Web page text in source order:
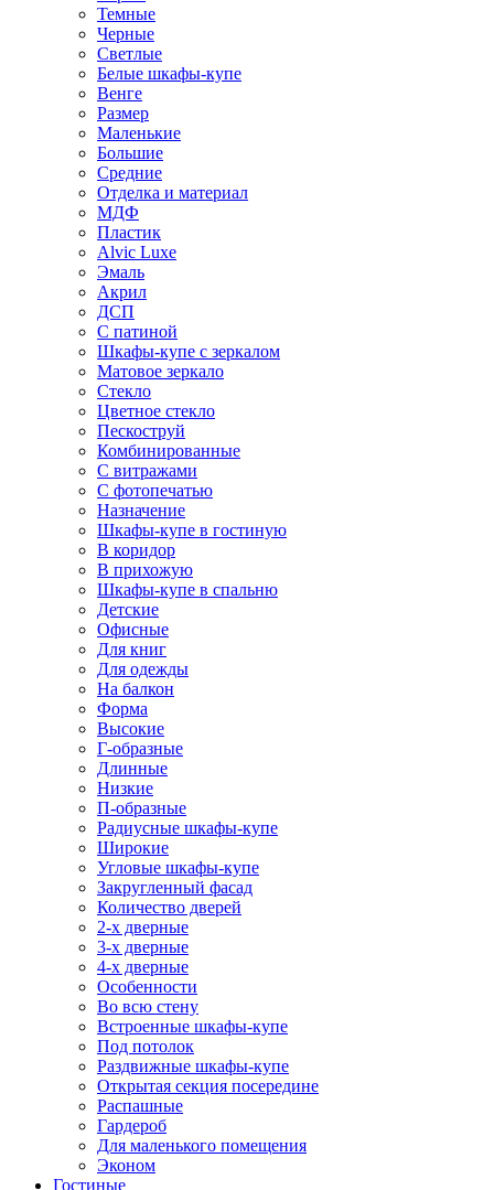
Темные
Черные
Светлые
Белые шкафы-купе
Венге
Размер
Маленькие
Большие
Средние
Отделка и материал
МДФ
Пластик
Alvic Luxe
Эмаль
Акрил
ДСП
С патиной
Шкафы-купе с зеркалом
Матовое зеркало
Стекло
Цветное стекло
Пескоструй
Комбинированные
С витражами
С фотопечатью
Назначение
Шкафы-купе в гостиную
В коридор
В прихожую
Шкафы-купе в спальню
Детские
Офисные
Для книг
Для одежды
На балкон
Форма
Высокие
Г-образные
Длинные
Низкие
П-образные
Радиусные шкафы-купе
Широкие
Угловые шкафы-купе
Закругленный фасад
Количество дверей
2-х дверные
3-х дверные
4-х дверные
Особенности
Во всю стену
Встроенные шкафы-купе
Под потолок
Раздвижные шкафы-купе
Открытая секция посередине
Распашные
Гардероб
Для маленького помещения
Эконом
Гостиные